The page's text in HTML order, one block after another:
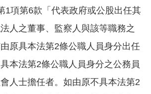
1項第6款「代表政府或公股出任其
人之董事、監察人與該等職務之
原具本法第2條公職人員身分出任
本法第2條公職人員身分之公務員
人士擔任者。如由原不具本法第2